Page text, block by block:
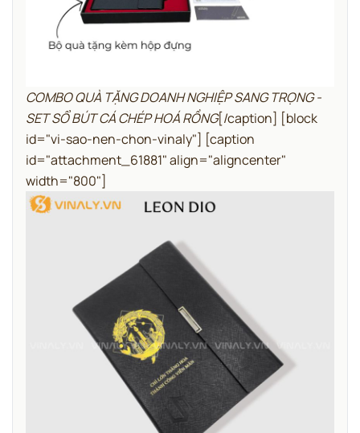
COMBO QUÀ TẶNG DOANH NGHIỆP SANG TRỌNG -
SET SỔ BÚT CÁ CHÉP HOÁ RỒNG[/caption] [block
id="vi-sao-nen-chon-vinaly"] [caption
id="attachment_61881" align="aligncenter"
width="800"]